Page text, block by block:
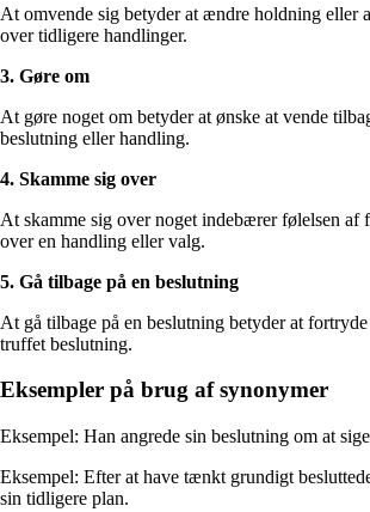
At omvende sig betyder at ændre holdning eller
over tidligere handlinger.
3. Gøre om
At gøre noget om betyder at ønske at vende
beslutning eller handling.
4. Skamme sig over
At skamme sig over noget indebærer følelsen af
over en handling eller valg.
5. Gå tilbage på en beslutning
At gå tilbage på en beslutning betyder at
truffet beslutning.
Eksempler på brug af synonymer
Eksempel: Han angrede sin beslutning om at
Eksempel: Efter at have tænkt grundigt
sin tidligere plan.